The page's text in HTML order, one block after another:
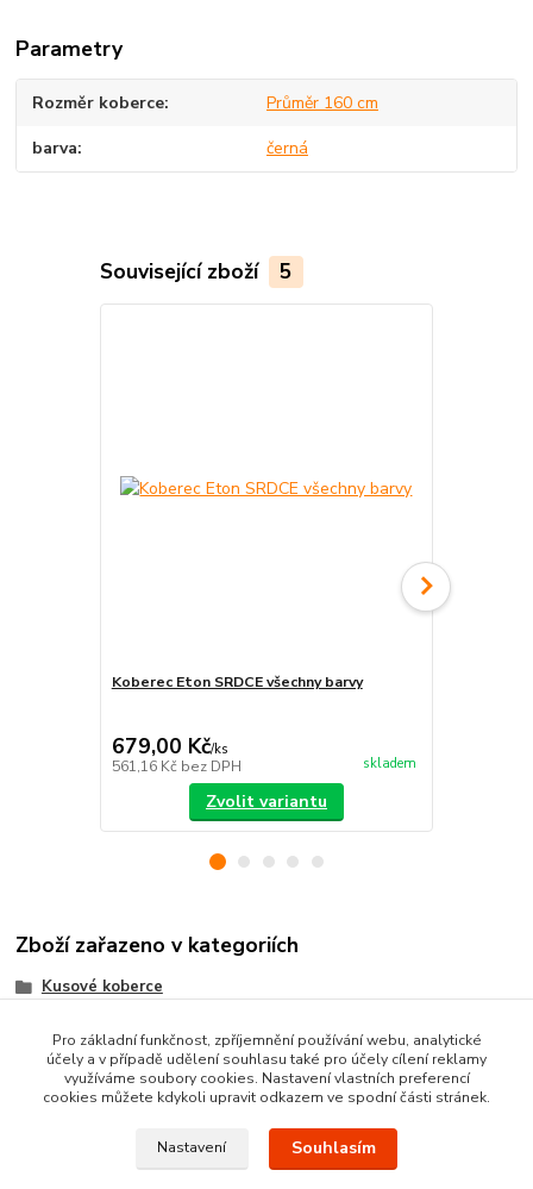
Parametry
Rozměr koberce Průměr 160 cm
barva černá
Související zboží 5
Koberec Eton SRDCE všechny barvy
679,00 Kč/ks
561,16 Kč bez DPH skladem
Zvolit variantu
Zboží zařazeno v kategoriích
Kusové koberce
Moderní kusové koberce
Pro základní funkčnost, zpříjemnění používání webu, analytické
účely a v případě udělení souhlasu také pro účely cílení reklamy
využíváme soubory cookies. Nastavení vlastních preferencí
cookies můžete kdykoli upravit odkazem ve spodní části stránek.
Nastavení Souhlasím